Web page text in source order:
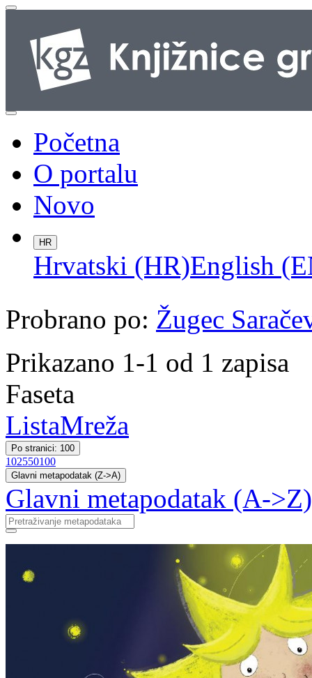
Početna
O portalu
Novo
HR
Hrvatski (HR)English
Probrano po: Žugec
Prikazano 1-1 od 1 zapisa
Faseta
ListaMreža
Po stranici: 100
102550100
Glavni metapodatak (Z->A)
Glavni metapodatak (A->Z)